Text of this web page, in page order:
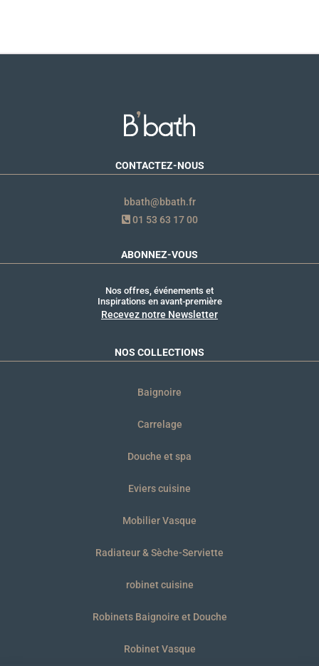
CONTACTEZ-NOUS
bbath@bbath.fr
01 53 63 17 00
ABONNEZ-VOUS
Nos offres, événements et
Inspirations en avant-première
Recevez notre Newsletter
NOS COLLECTIONS
Baignoire
Carrelage
Douche et spa
Eviers cuisine
Mobilier Vasque
Radiateur & Sèche-Serviette
robinet cuisine
Robinets Baignoire et Douche
Robinet Vasque